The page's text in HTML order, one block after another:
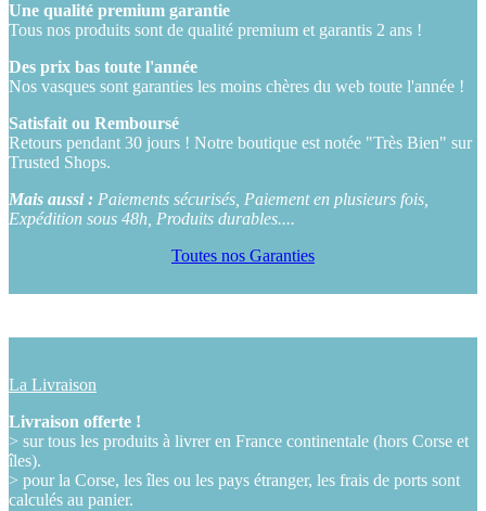
Une qualité premium garantie
Tous nos produits sont de qualité premium et garantis 2 ans !
Des prix bas toute l'année
Nos vasques sont garanties les moins chères du web toute l'année !
Satisfait ou Remboursé
Retours pendant 30 jours ! Notre boutique est notée "Très Bien" sur
Trusted Shops.
Mais aussi : Paiements sécurisés, Paiement en plusieurs fois,
Expédition sous 48h, Produits durables....
Toutes nos Garanties
La Livraison
Livraison offerte !
> sur tous les produits à livrer en France continentale (hors Corse et
îles).
> pour la Corse, les îles ou les pays étranger, les frais de ports sont
calculés au panier.